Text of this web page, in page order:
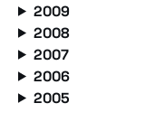
2009
2008
2007
2006
2005